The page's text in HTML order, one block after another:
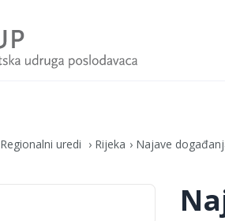
Regionalni uredi Rijeka Najave